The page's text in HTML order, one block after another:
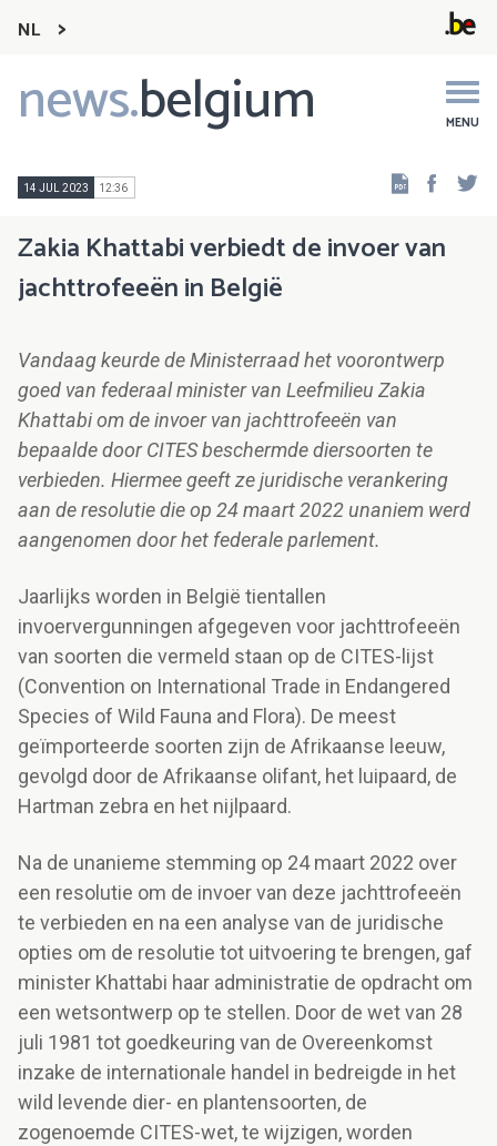
NL
news.belgium MENU
Main
navigation
14 JUL 2023 12:36
Zakia Khattabi verbiedt de invoer van
jachttrofeeën in België
Vandaag keurde de Ministerraad het voorontwerp
goed van federaal minister van Leefmilieu Zakia
Khattabi om de invoer van jachttrofeeën van
bepaalde door CITES beschermde diersoorten te
verbieden. Hiermee geeft ze juridische verankering
aan de resolutie die op 24 maart 2022 unaniem werd
aangenomen door het federale parlement.
Jaarlijks worden in België tientallen
invoervergunningen afgegeven voor jachttrofeeën
van soorten die vermeld staan op de CITES-lijst
(Convention on International Trade in Endangered
Species of Wild Fauna and Flora). De meest
geïmporteerde soorten zijn de Afrikaanse leeuw,
gevolgd door de Afrikaanse olifant, het luipaard, de
Hartman zebra en het nijlpaard.
Na de unanieme stemming op 24 maart 2022 over
een resolutie om de invoer van deze jachttrofeeën
te verbieden en na een analyse van de juridische
opties om de resolutie tot uitvoering te brengen, gaf
minister Khattabi haar administratie de opdracht om
een wetsontwerp op te stellen. Door de wet van 28
juli 1981 tot goedkeuring van de Overeenkomst
inzake de internationale handel in bedreigde in het
wild levende dier- en plantensoorten, de
zogenoemde CITES-wet, te wijzigen, worden